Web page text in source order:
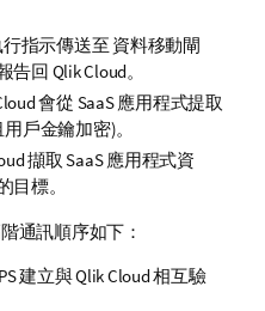
指示傳送至 資料移動閘
告回 Qlik Cloud。
會從 SaaS 應用程式提取
戶金鑰加密)。
擷取 SaaS 應用程式資
標。
通訊順序如下：
建立與Qlik Cloud相互驗